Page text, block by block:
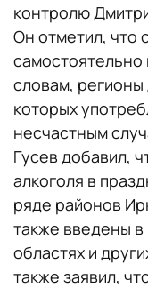
контролю
Он отметил, что
самостоятельно
словам,
которых
несчастным
Гусев добавил,
алкоголя в
ряде районов
также введены в
областях и
также заявил,